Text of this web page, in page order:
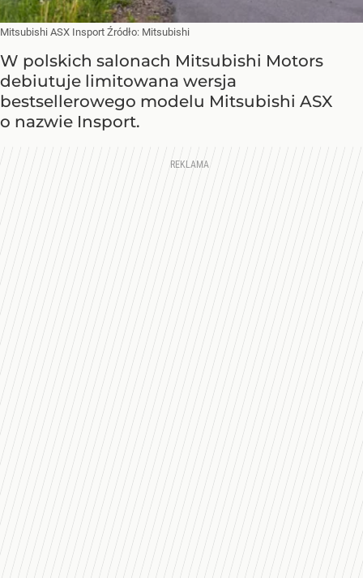
Mitsubishi ASX Insport Źródło: Mitsubishi
W polskich salonach Mitsubishi Motors
debiutuje limitowana wersja
bestsellerowego modelu Mitsubishi ASX
o nazwie Insport.